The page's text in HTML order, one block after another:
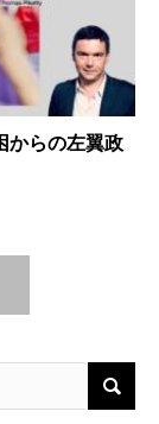
からの左翼政